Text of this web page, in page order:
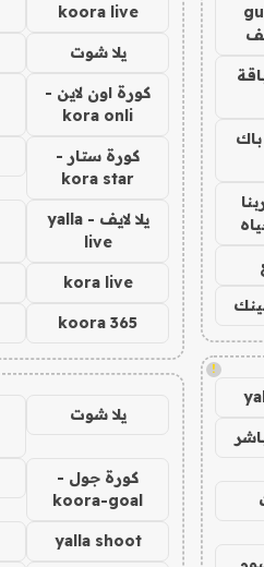
!
koora live
يلا شوت
كورة اون لاين -
kora onli
كورة ستار -
kora star
يلا لايف - yalla
live
kora live
koora 365
يلا شوت
كورة جول -
koora-goal
yalla shoot